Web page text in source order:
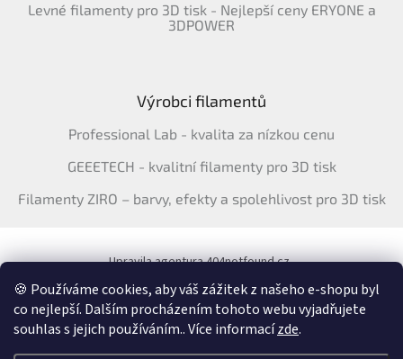
🍪 Používáme cookies, aby váš zážitek z našeho e-shopu byl
co nejlepší. Dalším procházením tohoto webu vyjadřujete
souhlas s jejich používáním.. Více informacízde.
Levné filamenty pro 3D tisk - Nejlepší ceny ERYONE a
3DPOWER
Výrobci filamentů
Professional Lab - kvalita za nízkou cenu
GEEETECH - kvalitní filamenty pro 3D tisk
Filamenty ZIRO – barvy, efekty a spolehlivost pro 3D tisk
Upravila agentura 404notfound.cz
Katalog filamentů ERYONE pro ČR